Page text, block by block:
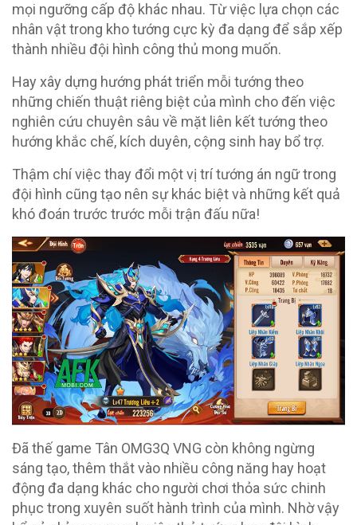
mọi ngưỡng cấp độ khác nhau. Từ việc lựa chọn các
nhân vật trong kho tướng cực kỳ đa dạng để sắp xếp
thành nhiều đội hình công thủ mong muốn.
Hay xây dựng hướng phát triển mỗi tướng theo
những chiến thuật riêng biệt của mình cho đến việc
nghiên cứu chuyên sâu về mặt liên kết tướng theo
hướng khắc chế, kích duyên, cộng sinh hay bổ trợ.
Thậm chí việc thay đổi một vị trí tướng án ngữ trong
đội hình cũng tạo nên sự khác biệt và những kết quả
khó đoán trước trước mỗi trận đấu nữa!
Đã thế game Tân OMG3Q VNG còn không ngừng
sáng tạo, thêm thắt vào nhiều công năng hay hoạt
động đa dạng khác cho người chơi thỏa sức chinh
phục trong xuyên suốt hành trình của mình. Nhờ vậy